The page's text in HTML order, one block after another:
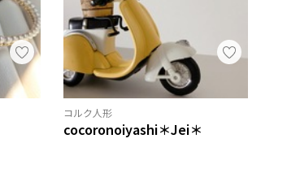
コルク人形
cocoronoiyashi＊Jei＊